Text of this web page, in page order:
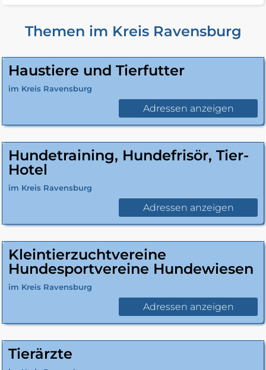
Themen im Kreis Ravensburg
Haustiere und Tierfutter
im Kreis Ravensburg
Adressen anzeigen
Hundetraining, Hundefrisör, Tier-
Hotel
im Kreis Ravensburg
Adressen anzeigen
Kleintierzuchtvereine
Hundesportvereine Hundewiesen
im Kreis Ravensburg
Adressen anzeigen
Tierärzte